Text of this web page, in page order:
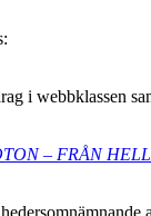
i webbklassen
– FRÅN